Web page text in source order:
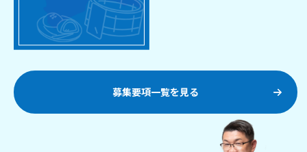
募集要項一覧を見る